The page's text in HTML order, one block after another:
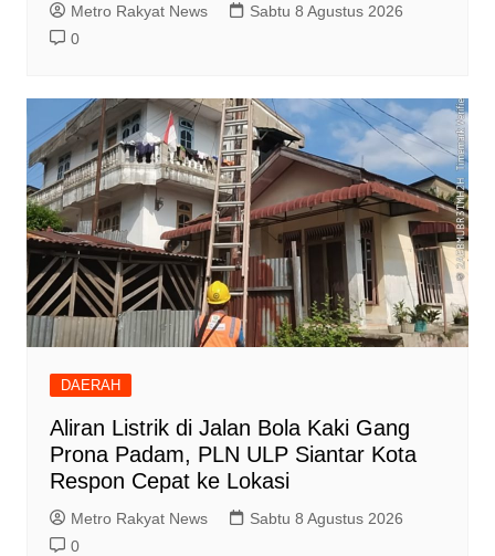
Metro Rakyat News
Sabtu 8 Agustus 2026
0
DAERAH
Aliran Listrik di Jalan Bola Kaki Gang
Prona Padam, PLN ULP Siantar Kota
Respon Cepat ke Lokasi
Metro Rakyat News
Sabtu 8 Agustus 2026
0